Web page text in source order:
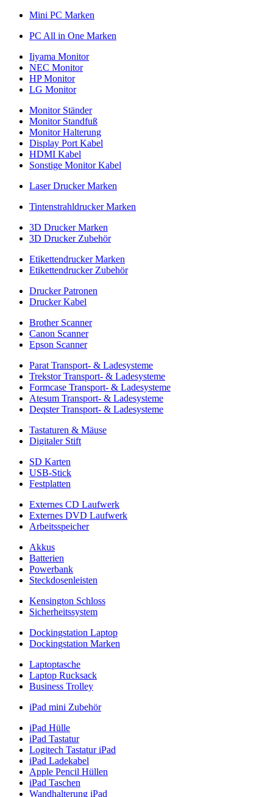
Mini PC Marken
PC All in One Marken
Iiyama Monitor
NEC Monitor
HP Monitor
LG Monitor
Monitor Ständer
Monitor Standfuß
Monitor Halterung
Display Port Kabel
HDMI Kabel
Sonstige Monitor Kabel
Laser Drucker Marken
Tintenstrahldrucker Marken
3D Drucker Marken
3D Drucker Zubehör
Etikettendrucker Marken
Etikettendrucker Zubehör
Drucker Patronen
Drucker Kabel
Brother Scanner
Canon Scanner
Epson Scanner
Parat Transport- & Ladesysteme
Trekstor Transport- & Ladesysteme
Formcase Transport- & Ladesysteme
Atesum Transport- & Ladesysteme
Deqster Transport- & Ladesysteme
Tastaturen & Mäuse
Digitaler Stift
SD Karten
USB-Stick
Festplatten
Externes CD Laufwerk
Externes DVD Laufwerk
Arbeitsspeicher
Akkus
Batterien
Powerbank
Steckdosenleisten
Kensington Schloss
Sicherheitssystem
Dockingstation Laptop
Dockingstation Marken
Laptoptasche
Laptop Rucksack
Business Trolley
iPad mini Zubehör
iPad Hülle
iPad Tastatur
Logitech Tastatur iPad
iPad Ladekabel
Apple Pencil Hüllen
iPad Taschen
Wandhalterung iPad